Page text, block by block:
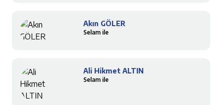
Akın GÖLER
Selam ile
Ali Hikmet ALTIN
Selam ile